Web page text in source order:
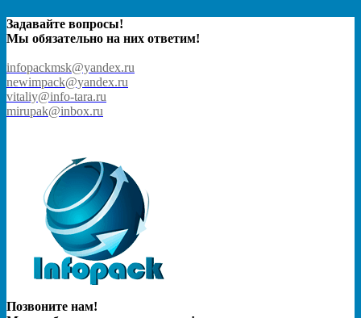
Задавайте вопросы!
Мы обязательно на них ответим!
infopackmsk@yandex.ru
newimpack@yandex.ru
vitaliy@info-tara.ru
mirupak@inbox.ru
Позвоните нам!